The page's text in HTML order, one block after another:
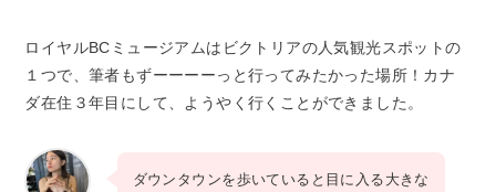
ロイヤルBCミュージアムはビクトリアの人気観光スポットの
１つで、筆者もずーーーーっと行ってみたかった場所！カナ
ダ在住３年目にして、ようやく行くことができました。
ダウンタウンを歩いていると目に入る大きな